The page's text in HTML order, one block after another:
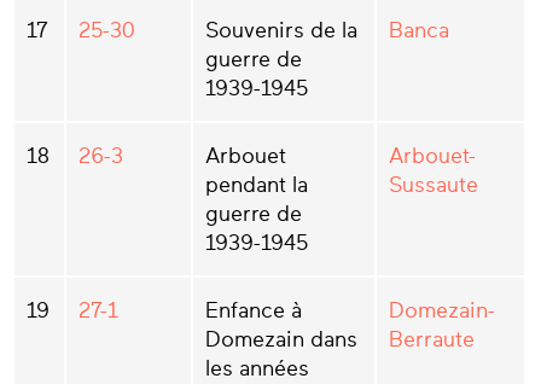
17 25-30
Souvenirs de la
guerre de
1939-1945
Banca
18 26-3
Arbouet
pendant la
guerre de
1939-1945
Arbouet-
Sussaute
19 27-1
Enfance à
Domezain dans
les années
Domezain-
Berraute